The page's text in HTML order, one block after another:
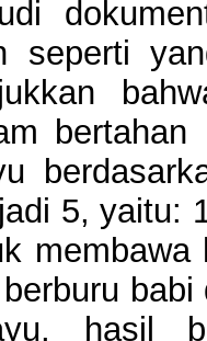
seperti
5, yaitu:
hasil